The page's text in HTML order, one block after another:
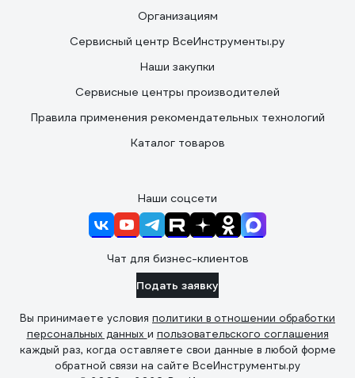
Организациям
Сервисный центр ВсеИнструменты.ру
Наши закупки
Сервисные центры производителей
Правила применения рекомендательных технологий
Каталог товаров
Наши соцсети
Чат для бизнес-клиентов
Подать заявку
Вы принимаете условия политики в отношении обработки
персональных данных и пользовательского соглашения
каждый раз, когда оставляете свои данные в любой форме
обратной связи на сайте ВсеИнструменты.ру